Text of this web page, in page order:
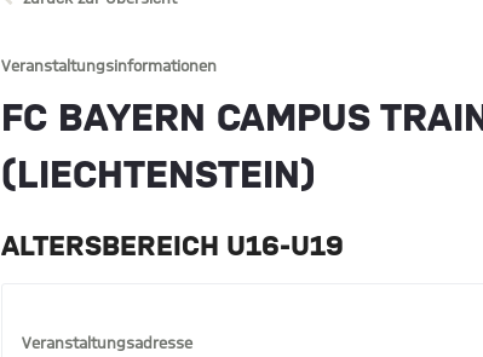
Veranstaltungsinformationen
FC BAYERN CAMPUS
(LIECHTENSTEIN)
ALTERSBEREICH U16-U19
Veranstaltungsadresse